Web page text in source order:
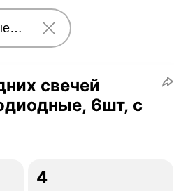
свечей
6шт, с
4